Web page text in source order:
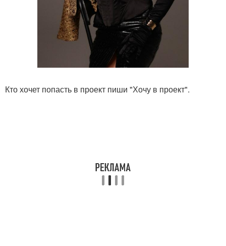
Кто хочет попасть в проект пиши "Хочу в проект".